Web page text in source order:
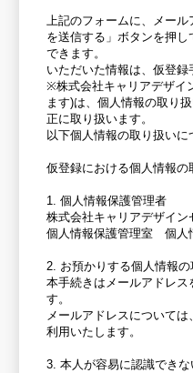
上記のフォームに、メー
を送信する」ボタンを押
できます。
いただいた情報は、仮登録
※株式会社キャリアデザイ
ます)は、個人情報の取り
正に取り扱います。
以下個人情報の取り扱いに
仮登録における個人情報の
1. 個人情報保護管理者
株式会社キャリアデザイン
個人情報保護管理室 個人
2. お預かりする個人情報の
本手続きはメールアドレス
す。
メールアドレスについて
利用いたします。
3. 本人が容易に認識でき